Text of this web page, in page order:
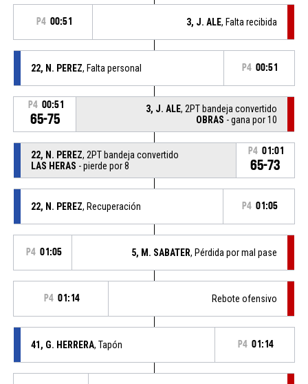
P4 00:51 3, J. ALE, Falta recibida
22, N. PEREZ, Falta personal P4 00:51
P4 00:51
65-75
3, J. ALE, 2PT bandeja convertido
OBRAS - gana por 10
22, N. PEREZ, 2PT bandeja convertido
LAS HERAS - pierde por 8
P4 01:01
65-73
22, N. PEREZ, Recuperación P4 01:05
P4 01:05 5, M. SABATER, Pérdida por mal pase
P4 01:14 Rebote ofensivo
41, G. HERRERA, Tapón P4 01:14